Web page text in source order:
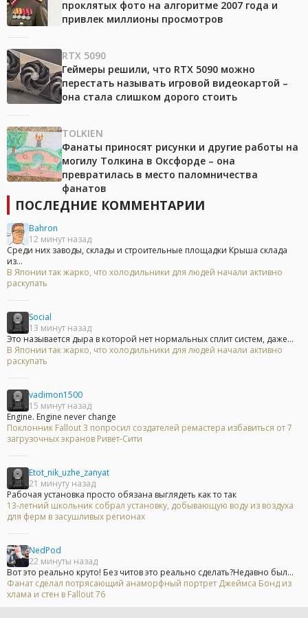
проклятых фото на алгоритме 2007 года и
привлек миллионы просмотров
RTX 5090
Геймеры решили, что RTX 5090 можно
перестать называть игровой видеокартой –
она стала слишком дорого стоить
TOLKIEN
Фанаты приносят рисунки и другие работы на
могилу Толкина в Оксфорде – она
превратилась в место паломничества
фанатов
ПОСЛЕДНИЕ КОММЕНТАРИИ
Bahron
12 минут назад
Среди них заводы, склады и строительные площадки Крыша склада
из...
В Японии так жарко, что холодильники для людей начали активно
раскупать
Social
13 минут назад
Это называется дыра в которой нет нормальных сплит систем, даже...
В Японии так жарко, что холодильники для людей начали активно
раскупать
vadimon1500
15 минут назад
Engine. Engine never change
Поклонник Fallout 3 попросил создателей ремастера избавиться от 7
загрузочных экранов Ривет-Сити
Etot_nik_uzhe_zanyat
21 минуту назад
Рабочая установка просто обязана выглядеть как то так
13-летний школьник собрал установку, добывающую воду из воздуха
для ферм в засушливых регионах
NedPod
22 минуты назад
Вот это реально круто! Без читов это реально сделать?Недавно был...
Фанат сделал потрясающий анаморфный портрет Джеймса Бонд из
хлама и стен в Fallout 76